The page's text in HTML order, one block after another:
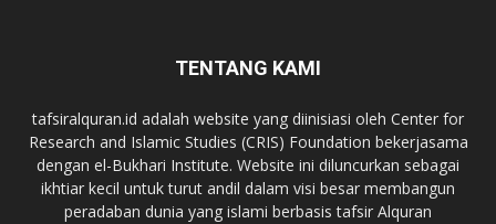
TENTANG KAMI
tafsiralquran.id adalah website yang diinisiasi oleh Center for
Research and Islamic Studies (CRIS) Foundation bekerjasama
dengan el-Bukhari Institute. Website ini diluncurkan sebagai
ikhtiar kecil untuk turut andil dalam visi besar membangun
peradaban dunia yang islami berbasis tafsir Alquran